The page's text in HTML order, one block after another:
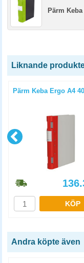
Pärm
Liknande
Pärm Keba Ergo A4
KÖP
Andra köpte även